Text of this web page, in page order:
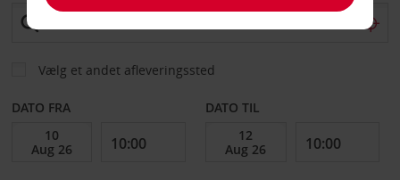
Vælg et andet afleveringssted
DATO FRA DATO TIL